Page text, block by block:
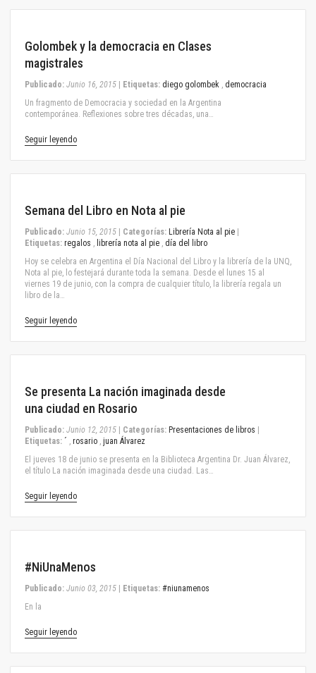
Golombek y la democracia en Clases
magistrales
Publicado: Junio 16, 2015 Etiquetas: diego golombek , democracia
Un fragmento de Democracia y sociedad en la Argentina
contemporánea. Reflexiones sobre tres décadas, una…
Seguir leyendo
Semana del Libro en Nota al pie
Publicado: Junio 15, 2015 Categorías: Librería Nota al pie
Etiquetas: regalos , librería nota al pie , día del libro
Hoy se celebra en Argentina el Día Nacional del Libro y la librería de la UNQ,
Nota al pie, lo festejará durante toda la semana. Desde el lunes 15 al
viernes 19 de junio, con la compra de cualquier título, la librería regala un
libro de la…
Seguir leyendo
Se presenta La nación imaginada desde
una ciudad en Rosario
Publicado: Junio 12, 2015 Categorías: Presentaciones de libros
Etiquetas: ´ , rosario , juan Álvarez
El jueves 18 de junio se presenta en la Biblioteca Argentina Dr. Juan Álvarez,
el título La nación imaginada desde una ciudad. Las…
Seguir leyendo
#NiUnaMenos
Publicado: Junio 03, 2015 Etiquetas: #niunamenos
En la
Seguir leyendo